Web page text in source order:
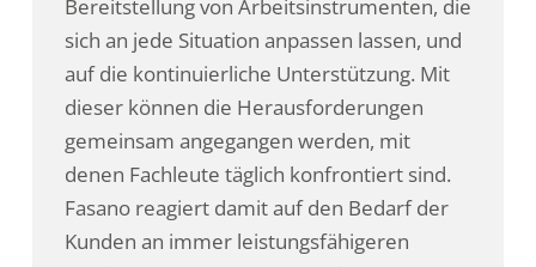
Bereitstellung von Arbeitsinstrumenten, die
sich an jede Situation anpassen lassen, und
auf die kontinuierliche Unterstützung. Mit
dieser können die Herausforderungen
gemeinsam angegangen werden, mit
denen Fachleute täglich konfrontiert sind.
Fasano reagiert damit auf den Bedarf der
Kunden an immer leistungsfähigeren